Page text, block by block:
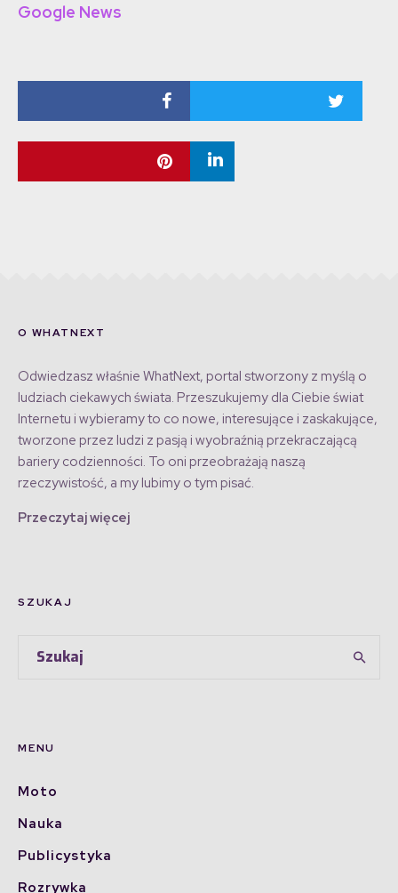
Google News
O WHATNEXT
Odwiedzasz właśnie WhatNext, portal stworzony z myślą o
ludziach ciekawych świata. Przeszukujemy dla Ciebie świat
Internetu i wybieramy to co nowe, interesujące i zaskakujące,
tworzone przez ludzi z pasją i wyobraźnią przekraczającą
bariery codzienności. To oni przeobrażają naszą
rzeczywistość, a my lubimy o tym pisać.
Przeczytaj więcej
SZUKAJ
MENU
Moto
Nauka
Publicystyka
Rozrywka